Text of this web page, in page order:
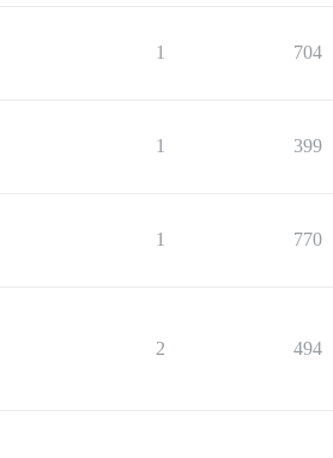
1 704
1 399
1 770
2 494